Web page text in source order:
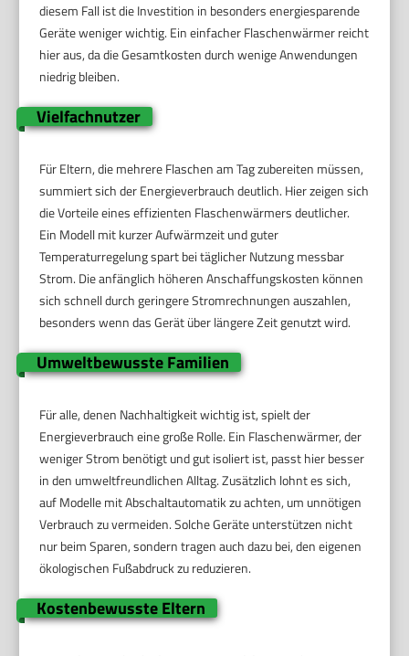
diesem Fall ist die Investition in besonders energiesparende
Geräte weniger wichtig. Ein einfacher Flaschenwärmer reicht
hier aus, da die Gesamtkosten durch wenige Anwendungen
niedrig bleiben.
Vielfachnutzer
Für Eltern, die mehrere Flaschen am Tag zubereiten müssen,
summiert sich der Energieverbrauch deutlich. Hier zeigen sich
die Vorteile eines effizienten Flaschenwärmers deutlicher.
Ein Modell mit kurzer Aufwärmzeit und guter
Temperaturregelung spart bei täglicher Nutzung messbar
Strom. Die anfänglich höheren Anschaffungskosten können
sich schnell durch geringere Stromrechnungen auszahlen,
besonders wenn das Gerät über längere Zeit genutzt wird.
Umweltbewusste Familien
Für alle, denen Nachhaltigkeit wichtig ist, spielt der
Energieverbrauch eine große Rolle. Ein Flaschenwärmer, der
weniger Strom benötigt und gut isoliert ist, passt hier besser
in den umweltfreundlichen Alltag. Zusätzlich lohnt es sich,
auf Modelle mit Abschaltautomatik zu achten, um unnötigen
Verbrauch zu vermeiden. Solche Geräte unterstützen nicht
nur beim Sparen, sondern tragen auch dazu bei, den eigenen
ökologischen Fußabdruck zu reduzieren.
Kostenbewusste Eltern